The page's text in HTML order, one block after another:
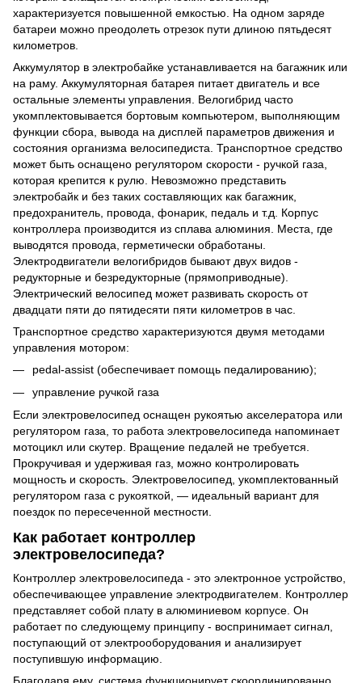
характеризуется повышенной емкостью. На одном заряде
батареи можно преодолеть отрезок пути длиною пятьдесят
километров.
Аккумулятор в электробайке устанавливается на багажник или
на раму. Аккумуляторная батарея питает двигатель и все
остальные элементы управления. Велогибрид часто
укомплектовывается бортовым компьютером, выполняющим
функции сбора, вывода на дисплей параметров движения и
состояния организма велосипедиста. Транспортное средство
может быть оснащено регулятором скорости - ручкой газа,
которая крепится к рулю. Невозможно представить
электробайк и без таких составляющих как багажник,
предохранитель, провода, фонарик, педаль и т.д. Корпус
контроллера производится из сплава алюминия. Места, где
выводятся провода, герметически обработаны.
Электродвигатели велогибридов бывают двух видов -
редукторные и безредукторные (прямоприводные).
Электрический велосипед может развивать скорость от
двадцати пяти до пятидесяти пяти километров в час.
Транспортное средство характеризуются двумя методами
управления мотором:
pedal-assist (обеспечивает помощь педалированию);
управление ручкой газа
Если электровелосипед оснащен рукоятью акселератора или
регулятором газа, то работа электровелосипеда напоминает
мотоцикл или скутер. Вращение педалей не требуется.
Прокручивая и удерживая газ, можно контролировать
мощность и скорость. Электровелосипед, укомплектованный
регулятором газа с рукояткой, — идеальный вариант для
поездок по пересеченной местности.
Как работает контроллер
электровелосипеда?
Контроллер электровелосипеда - это электронное устройство,
обеспечивающее управление электродвигателем. Контроллер
представляет собой плату в алюминиевом корпусе. Он
работает по следующему принципу - воспринимает сигнал,
поступающий от электрооборудования и анализирует
поступившую информацию.